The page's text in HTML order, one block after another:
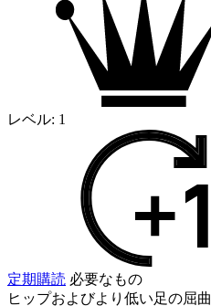
レベル: 1
定期購読 必要なもの
ヒップおよびより低い足の屈曲